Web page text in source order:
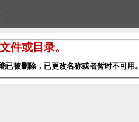
件或目录。
已被删除，已更改名称或者暂时不可用。